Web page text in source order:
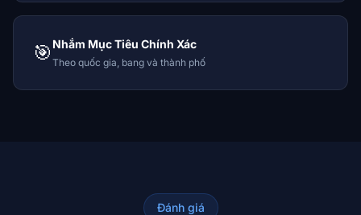
🎯 Nhắm Mục Tiêu Chính Xác
Theo quốc gia, bang và thành phố
Đánh giá